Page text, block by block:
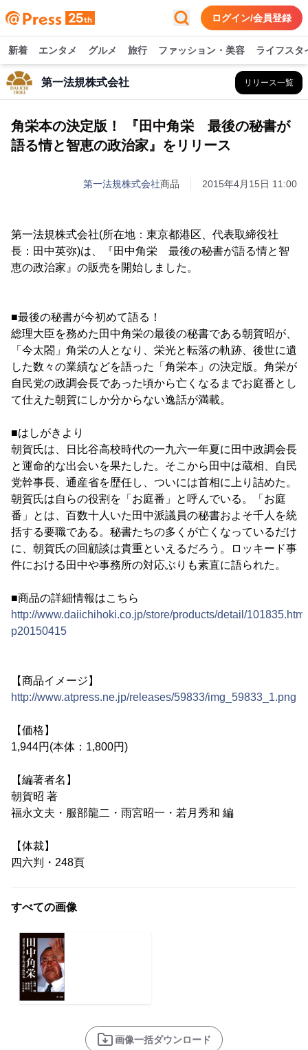
ログイン/会員登録
新着 エンタメ グルメ 旅行 ファッション・美容 ライフスタ
第一法規株式会社 リリース一覧
角栄本の決定版！ 『田中角栄 最後の秘書が
語る情と智恵の政治家』をリリース
第一法規株式会社商品 2015年4月15日 11:00
第一法規株式会社(所在地：東京都港区、代表取締役社
長：田中英弥)は、『田中角栄 最後の秘書が語る情と智
恵の政治家』の販売を開始しました。
■最後の秘書が今初めて語る！
総理大臣を務めた田中角栄の最後の秘書である朝賀昭が、
「今太閤」角栄の人となり、栄光と転落の軌跡、後世に遺
した数々の業績などを語った「角栄本」の決定版。角栄が
自民党の政調会長であった頃から亡くなるまでお庭番とし
て仕えた朝賀にしか分からない逸話が満載。
■はしがきより
朝賀氏は、日比谷高校時代の一九六一年夏に田中政調会長
と運命的な出会いを果たした。そこから田中は蔵相、自民
党幹事長、通産省を歴任し、ついには首相に上り詰めた。
朝賀氏は自らの役割を「お庭番」と呼んでいる。「お庭
番」とは、百数十人いた田中派議員の秘書およそ千人を統
括する要職である。秘書たちの多くが亡くなっているだけ
に、朝賀氏の回顧談は貴重といえるだろう。ロッキード事
件における田中や事務所の対応ぶりも素直に語られた。
■商品の詳細情報はこちら
http://www.daiichihoki.co.jp/store/products/detail/
p20150415
【商品イメージ】
http://www.atpress.ne.jp/releases/59833/img_59833_1.png
【価格】
1,944円(本体：1,800円)
【編著者名】
朝賀昭 著
福永文夫・服部龍二・雨宮昭一・若月秀和 編
【体裁】
四六判・248頁
すべての画像
画像一括ダウンロード